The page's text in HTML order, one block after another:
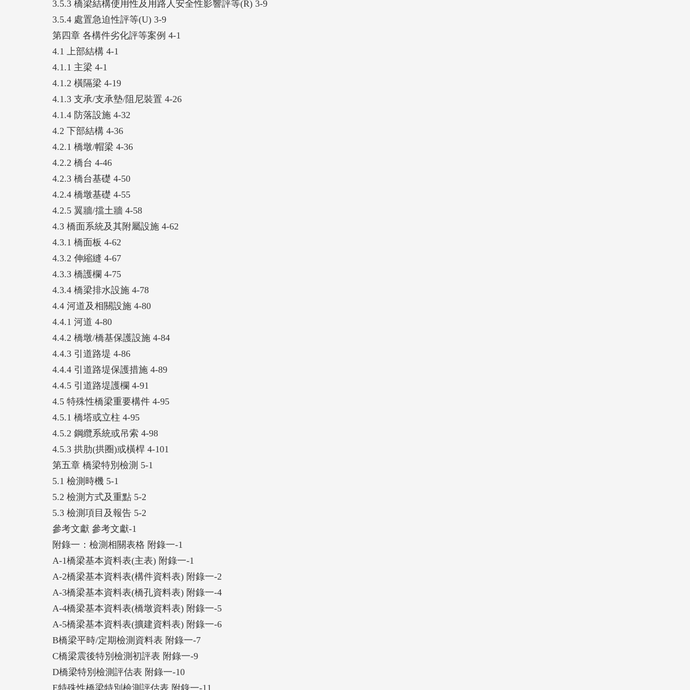
3.5.3 橋梁結構使用性及用路人安全性影響評等(R) 3-9
3.5.4 處置急迫性評等(U) 3-9
第四章 各構件劣化評等案例 4-1
4.1 上部結構 4-1
4.1.1 主梁 4-1
4.1.2 橫隔梁 4-19
4.1.3 支承/支承墊/阻尼裝置 4-26
4.1.4 防落設施 4-32
4.2 下部結構 4-36
4.2.1 橋墩/帽梁 4-36
4.2.2 橋台 4-46
4.2.3 橋台基礎 4-50
4.2.4 橋墩基礎 4-55
4.2.5 翼牆/擋土牆 4-58
4.3 橋面系統及其附屬設施 4-62
4.3.1 橋面板 4-62
4.3.2 伸縮縫 4-67
4.3.3 橋護欄 4-75
4.3.4 橋梁排水設施 4-78
4.4 河道及相關設施 4-80
4.4.1 河道 4-80
4.4.2 橋墩/橋基保護設施 4-84
4.4.3 引道路堤 4-86
4.4.4 引道路堤保護措施 4-89
4.4.5 引道路堤護欄 4-91
4.5 特殊性橋梁重要構件 4-95
4.5.1 橋塔或立柱 4-95
4.5.2 鋼纜系統或吊索 4-98
4.5.3 拱肋(拱圈)或橫桿 4-101
第五章 橋梁特別檢測 5-1
5.1 檢測時機 5-1
5.2 檢測方式及重點 5-2
5.3 檢測項目及報告 5-2
參考文獻 參考文獻-1
附錄一：檢測相關表格 附錄一-1
A-1橋梁基本資料表(主表) 附錄一-1
A-2橋梁基本資料表(構件資料表) 附錄一-2
A-3橋梁基本資料表(橋孔資料表) 附錄一-4
A-4橋梁基本資料表(橋墩資料表) 附錄一-5
A-5橋梁基本資料表(擴建資料表) 附錄一-6
B橋梁平時/定期檢測資料表 附錄一-7
C橋梁震後特別檢測初評表 附錄一-9
D橋梁特別檢測評估表 附錄一-10